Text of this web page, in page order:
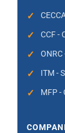
CCF -
ITM -
MFP -